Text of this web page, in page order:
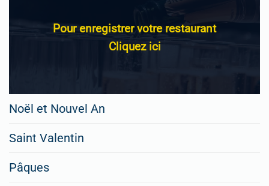
Pour enregistrer votre restaurant
Cliquez ici
Noël et Nouvel An
Saint Valentin
Pâques